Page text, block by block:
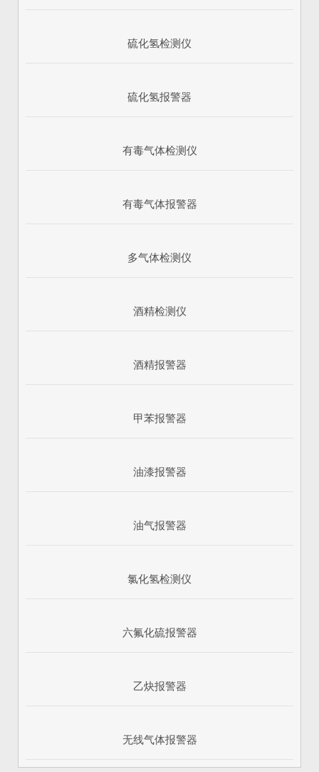
硫化氢检测仪
硫化氢报警器
有毒气体检测仪
有毒气体报警器
多气体检测仪
酒精检测仪
酒精报警器
甲苯报警器
油漆报警器
油气报警器
氯化氢检测仪
六氟化硫报警器
乙炔报警器
无线气体报警器